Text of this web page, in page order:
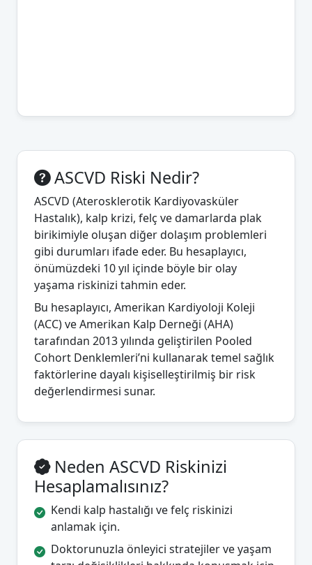
ASCVD Riski Nedir?
ASCVD (Aterosklerotik Kardiyovasküler
Hastalık), kalp krizi, felç ve damarlarda plak
birikimiyle oluşan diğer dolaşım problemleri
gibi durumları ifade eder. Bu hesaplayıcı,
önümüzdeki 10 yıl içinde böyle bir olay
yaşama riskinizi tahmin eder.
Bu hesaplayıcı, Amerikan Kardiyoloji Koleji
(ACC) ve Amerikan Kalp Derneği (AHA)
tarafından 2013 yılında geliştirilen Pooled
Cohort Denklemleri’ni kullanarak temel sağlık
faktörlerine dayalı kişiselleştirilmiş bir risk
değerlendirmesi sunar.
Neden ASCVD Riskinizi
Hesaplamalısınız?
Kendi kalp hastalığı ve felç riskinizi
anlamak için.
Doktorunuzla önleyici stratejiler ve yaşam